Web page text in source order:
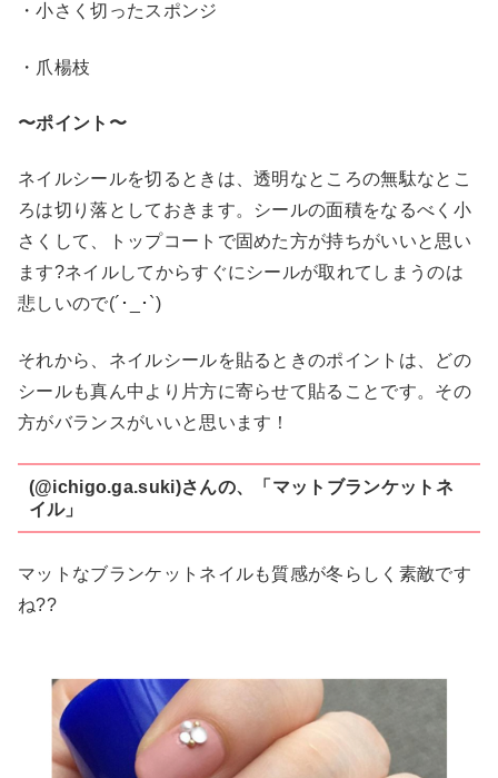
・小さく切ったスポンジ
・爪楊枝
〜ポイント〜
ネイルシールを切るときは、透明なところの無駄なとこ
ろは切り落としておきます。シールの面積をなるべく小
さくして、トップコートで固めた方が持ちがいいと思い
ます?ネイルしてからすぐにシールが取れてしまうのは
悲しいので(´･_･`)
それから、ネイルシールを貼るときのポイントは、どの
シールも真ん中より片方に寄らせて貼ることです。その
方がバランスがいいと思います！
(@ichigo.ga.suki)さんの、「マットブランケットネ
イル」
マットなブランケットネイルも質感が冬らしく素敵です
ね??